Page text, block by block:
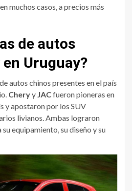
muchos casos, a precios más
de autos
Uruguay?
autos chinos presentes en el país
Cheryy JACfueron pioneras en
y apostaron por los SUV
livianos. Ambas lograron
equipamiento, su diseño y su